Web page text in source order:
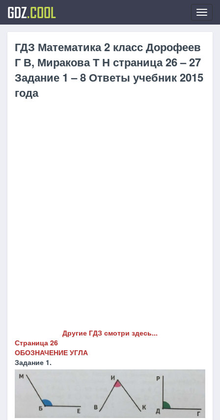
GDZ.COOL
ГДЗ Математика 2 класс Дорофеев
Г В, Миракова Т Н страница 26 – 27
Задание 1 – 8 Ответы учебник 2015
года
Другие ГДЗ смотри здесь...
Страница 26
ОБОЗНАЧЕНИЕ УГЛА
Задание 1.